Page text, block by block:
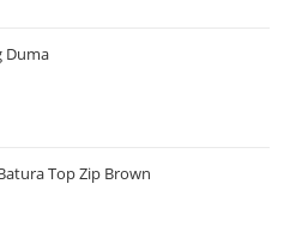
Duma
Top Zip Brown